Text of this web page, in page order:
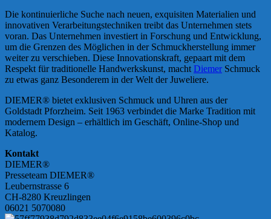
Die kontinuierliche Suche nach neuen, exquisiten Materialien und
innovativen Verarbeitungstechniken treibt das Unternehmen stets
voran. Das Unternehmen investiert in Forschung und Entwicklung,
um die Grenzen des Möglichen in der Schmuckherstellung immer
weiter zu verschieben. Diese Innovationskraft, gepaart mit dem
Respekt für traditionelle Handwerkskunst, machtDiemer Schmuck
zu etwas ganz Besonderem in der Welt der Juweliere.
DIEMER® bietet exklusiven Schmuck und Uhren aus der
Goldstadt Pforzheim. Seit 1963 verbindet die Marke Tradition mit
modernem Design – erhältlich im Geschäft, Online-Shop und
Katalog.
Kontakt
DIEMER®
Presseteam DIEMER®
Leubernstrasse 6
CH-8280 Kreuzlingen
06021 5070080